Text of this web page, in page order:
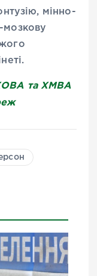
мінно-
мозкову
та ХМВА